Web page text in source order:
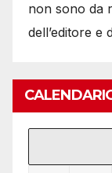
non sono da
dell’editore e